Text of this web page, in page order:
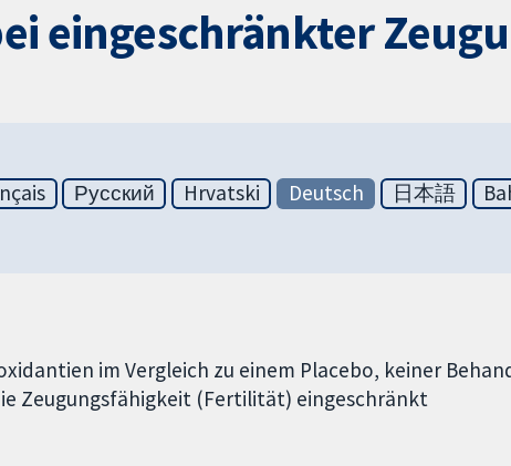
eingeschränkter
Русский Hrvatski Deutsch 日本語
im Vergleich zu einem Placebo, keiner
Zeugungsfähigkeit (Fertilität) eingeschränkt